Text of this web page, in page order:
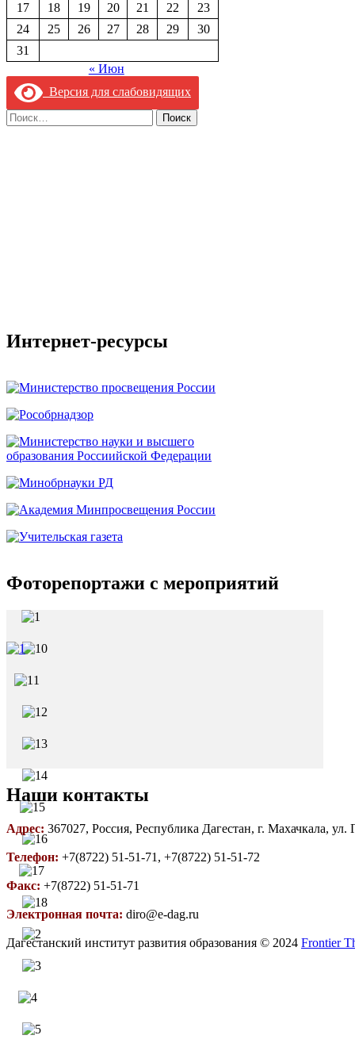
17
18 19 20 21 22
23
24
25 26 27 28 29
30
31
« Июн
Версия для слабовидящих
Найти:
Интернет-ресурсы
Фоторепортажи с мероприятий
Наши контакты
Адрес: 367027, Россия, Республика Дагестан, г. Махачкала,
Телефон: +7(8722) 51-51-71, +7(8722) 51-51-72
Факс: +7(8722) 51-51-71
Электронная почта: diro@e-dag.ru
Дагестанский институт развития образования © 2024 Frontier